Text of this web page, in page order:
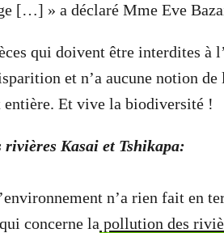
[…] » a déclaré Mme Eve
qui doivent être interdites à
et n’a aucune notion
entière. Et vive la biodiversité !
rivières Kasai et Tshikapa:
n’a rien fait en
concerne la pollution des